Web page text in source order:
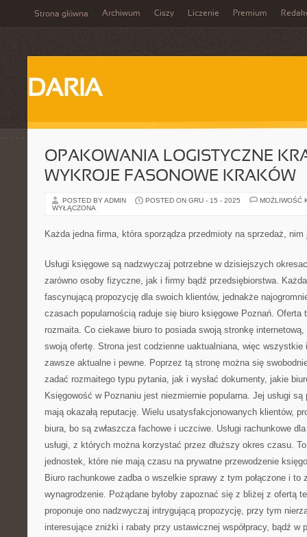
Strona główna Archiwum Ciszy Liczenie Premium
DARIA
OPAKOWANIA LOGISTYCZNE
WYKROJE FASONOWE KRAKÓW
POSTED BY ADMIN POSTED ON GRU - 15 - 2025
MOŻLIWOŚĆ
WYŁĄCZONA
Każda jedna firma, która sporządza przedmioty na sprzedaż, nim
Usługi księgowe są nadzwyczaj potrzebne w dzisiejszych
zarówno osoby fizyczne, jak i firmy bądź przedsiębiorstwa.
fascynującą propozycję dla swoich klientów, jednakże
czasach popularnością raduje się biuro księgowe Poznań. Oferta
rozmaita. Co ciekawe biuro to posiada swoją stronkę internetową,
swoją ofertę. Strona jest codzienne uaktualniana, więc wszystkie
zawsze aktualne i pewne. Poprzez tą stronę można się
zadać rozmaitego typu pytania, jak i wysłać dokumenty, jakie
Księgowość w Poznaniu jest niezmiernie popularna. Jej usługi
mają okazałą reputację. Wielu usatysfakcjonowanych klientów,
biura, bo są zwłaszcza fachowe i uczciwe. Usługi rachunkowe
usługi, z których można korzystać przez dłuższy okres czasu.
jednostek, które nie mają czasu na prywatne przewodzenie
Biuro rachunkowe zadba o wszelkie sprawy z tym połączone i to
wynagrodzenie. Pożądane byłoby zapoznać się z bliżej z ofertą
proponuje ono nadzwyczaj intrygującą propozycję, przy tym
interesujące zniżki i rabaty przy ustawicznej współpracy, bądź w